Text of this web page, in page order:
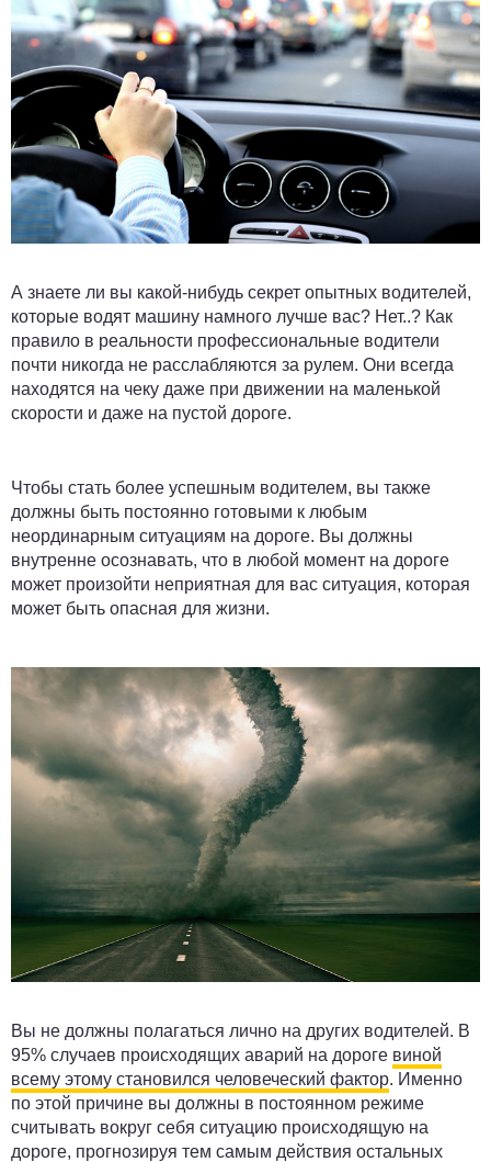
А знаете ли вы какой-нибудь секрет опытных водителей,
которые водят машину намного лучше вас? Нет..? Как
правило в реальности профессиональные водители
почти никогда не расслабляются за рулем. Они всегда
находятся на чеку даже при движении на маленькой
скорости и даже на пустой дороге.
Чтобы стать более успешным водителем, вы также
должны быть постоянно готовыми к любым
неординарным ситуациям на дороге. Вы должны
внутренне осознавать, что в любой момент на дороге
может произойти неприятная для вас ситуация, которая
может быть опасная для жизни.
Вы не должны полагаться лично на других водителей. В
95% случаев происходящих аварий на дороге виной
всему этому становился человеческий фактор. Именно
по этой причине вы должны в постоянном режиме
считывать вокруг себя ситуацию происходящую на
дороге, прогнозируя тем самым действия остальных